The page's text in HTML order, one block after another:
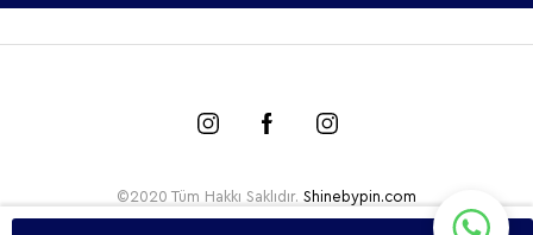
©2020 Tüm Hakkı Saklıdır. Shinebypin.com